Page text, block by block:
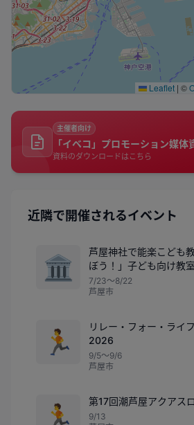
Leaflet | ©
主催者向け
「イベコ」プロモーション媒体
資料のダウンロードはこちら
近隣で開催されるイベント
🏛️
芦屋神社で能楽こども
ぼう！」子ども向け教室
7/23〜8/22
芦屋市
🏃
リレー・フォー・ライ
2026
9/5〜9/6
芦屋市
🏃
第17回潮芦屋アクアス
9/13